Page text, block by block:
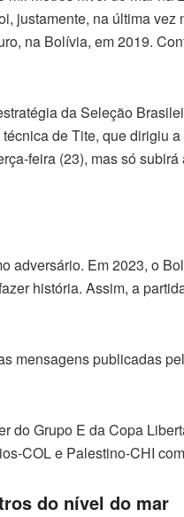
justamente, na última vez
na Bolívia, em 2019.
da Seleção
de Tite, que dirigiu
feira (23), mas só
adversário. Em 2023, o
história. Assim, a
mensagens publicadas
do Grupo E da Copa
COL e Palestino-CHI
do nível do mar